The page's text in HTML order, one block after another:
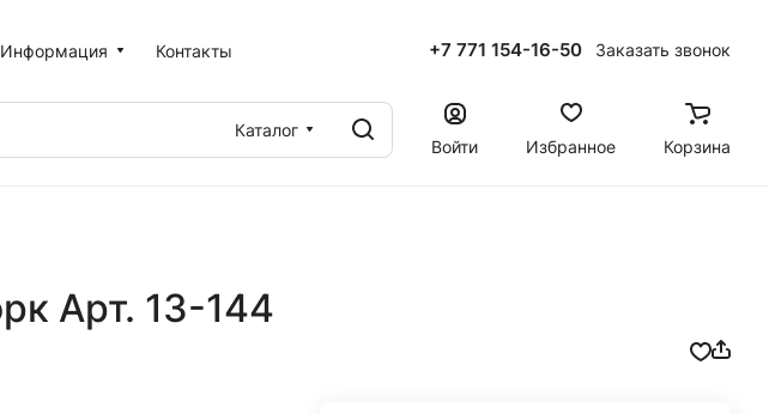
Информация Контакты +7 771 154-16-50 Заказать звонок
Каталог
Войти
Избранное Корзина
Арт. 13-144